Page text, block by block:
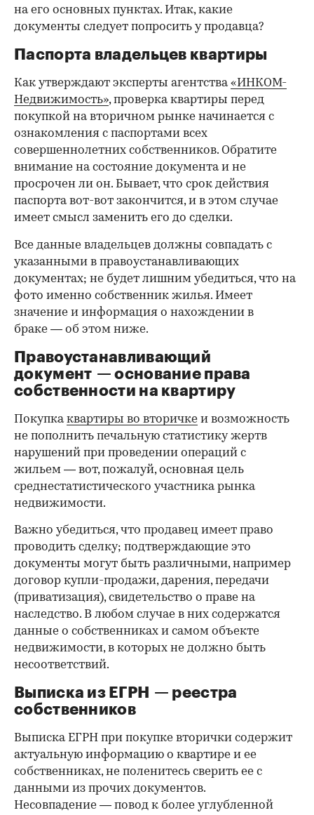
на его основных пунктах. Итак, какие
документы следует попросить у продавца?
Паспорта владельцев квартиры
Как утверждают эксперты агентства«ИНКОМ-
Недвижимость», проверка квартиры перед
покупкой на вторичном рынке начинается с
ознакомления с паспортами всех
совершеннолетних собственников. Обратите
внимание на состояние документа и не
просрочен ли он. Бывает, что срок действия
паспорта вот-вот закончится, и в этом случае
имеет смысл заменить его до сделки.
00:00 / 00:00
Все данные владельцев должны совпадать с
указанными в правоустанавливающих
документах; не будет лишним убедиться, что на
фото именно собственник жилья. Имеет
значение и информация о нахождении в
браке — об этом ниже.
Правоустанавливающий
документ — основание права
собственности на квартиру
Покупкаквартиры во вторичке и возможность
не пополнить печальную статистику жертв
нарушений при проведении операций с
жильем — вот, пожалуй, основная цель
среднестатистического участника рынка
недвижимости.
Важно убедиться, что продавец имеет право
проводить сделку; подтверждающие это
документы могут быть различными, например
договор купли-продажи, дарения, передачи
(приватизация), свидетельство о праве на
наследство. В любом случае в них содержатся
данные о собственниках и самом объекте
недвижимости, в которых не должно быть
несоответствий.
Выписка из ЕГРН — реестра
собственников
Выписка ЕГРН при покупке вторички содержит
актуальную информацию о квартире и ее
собственниках, не поленитесь сверить ее с
данными из прочих документов.
Несовпадение — повод к более углубленной